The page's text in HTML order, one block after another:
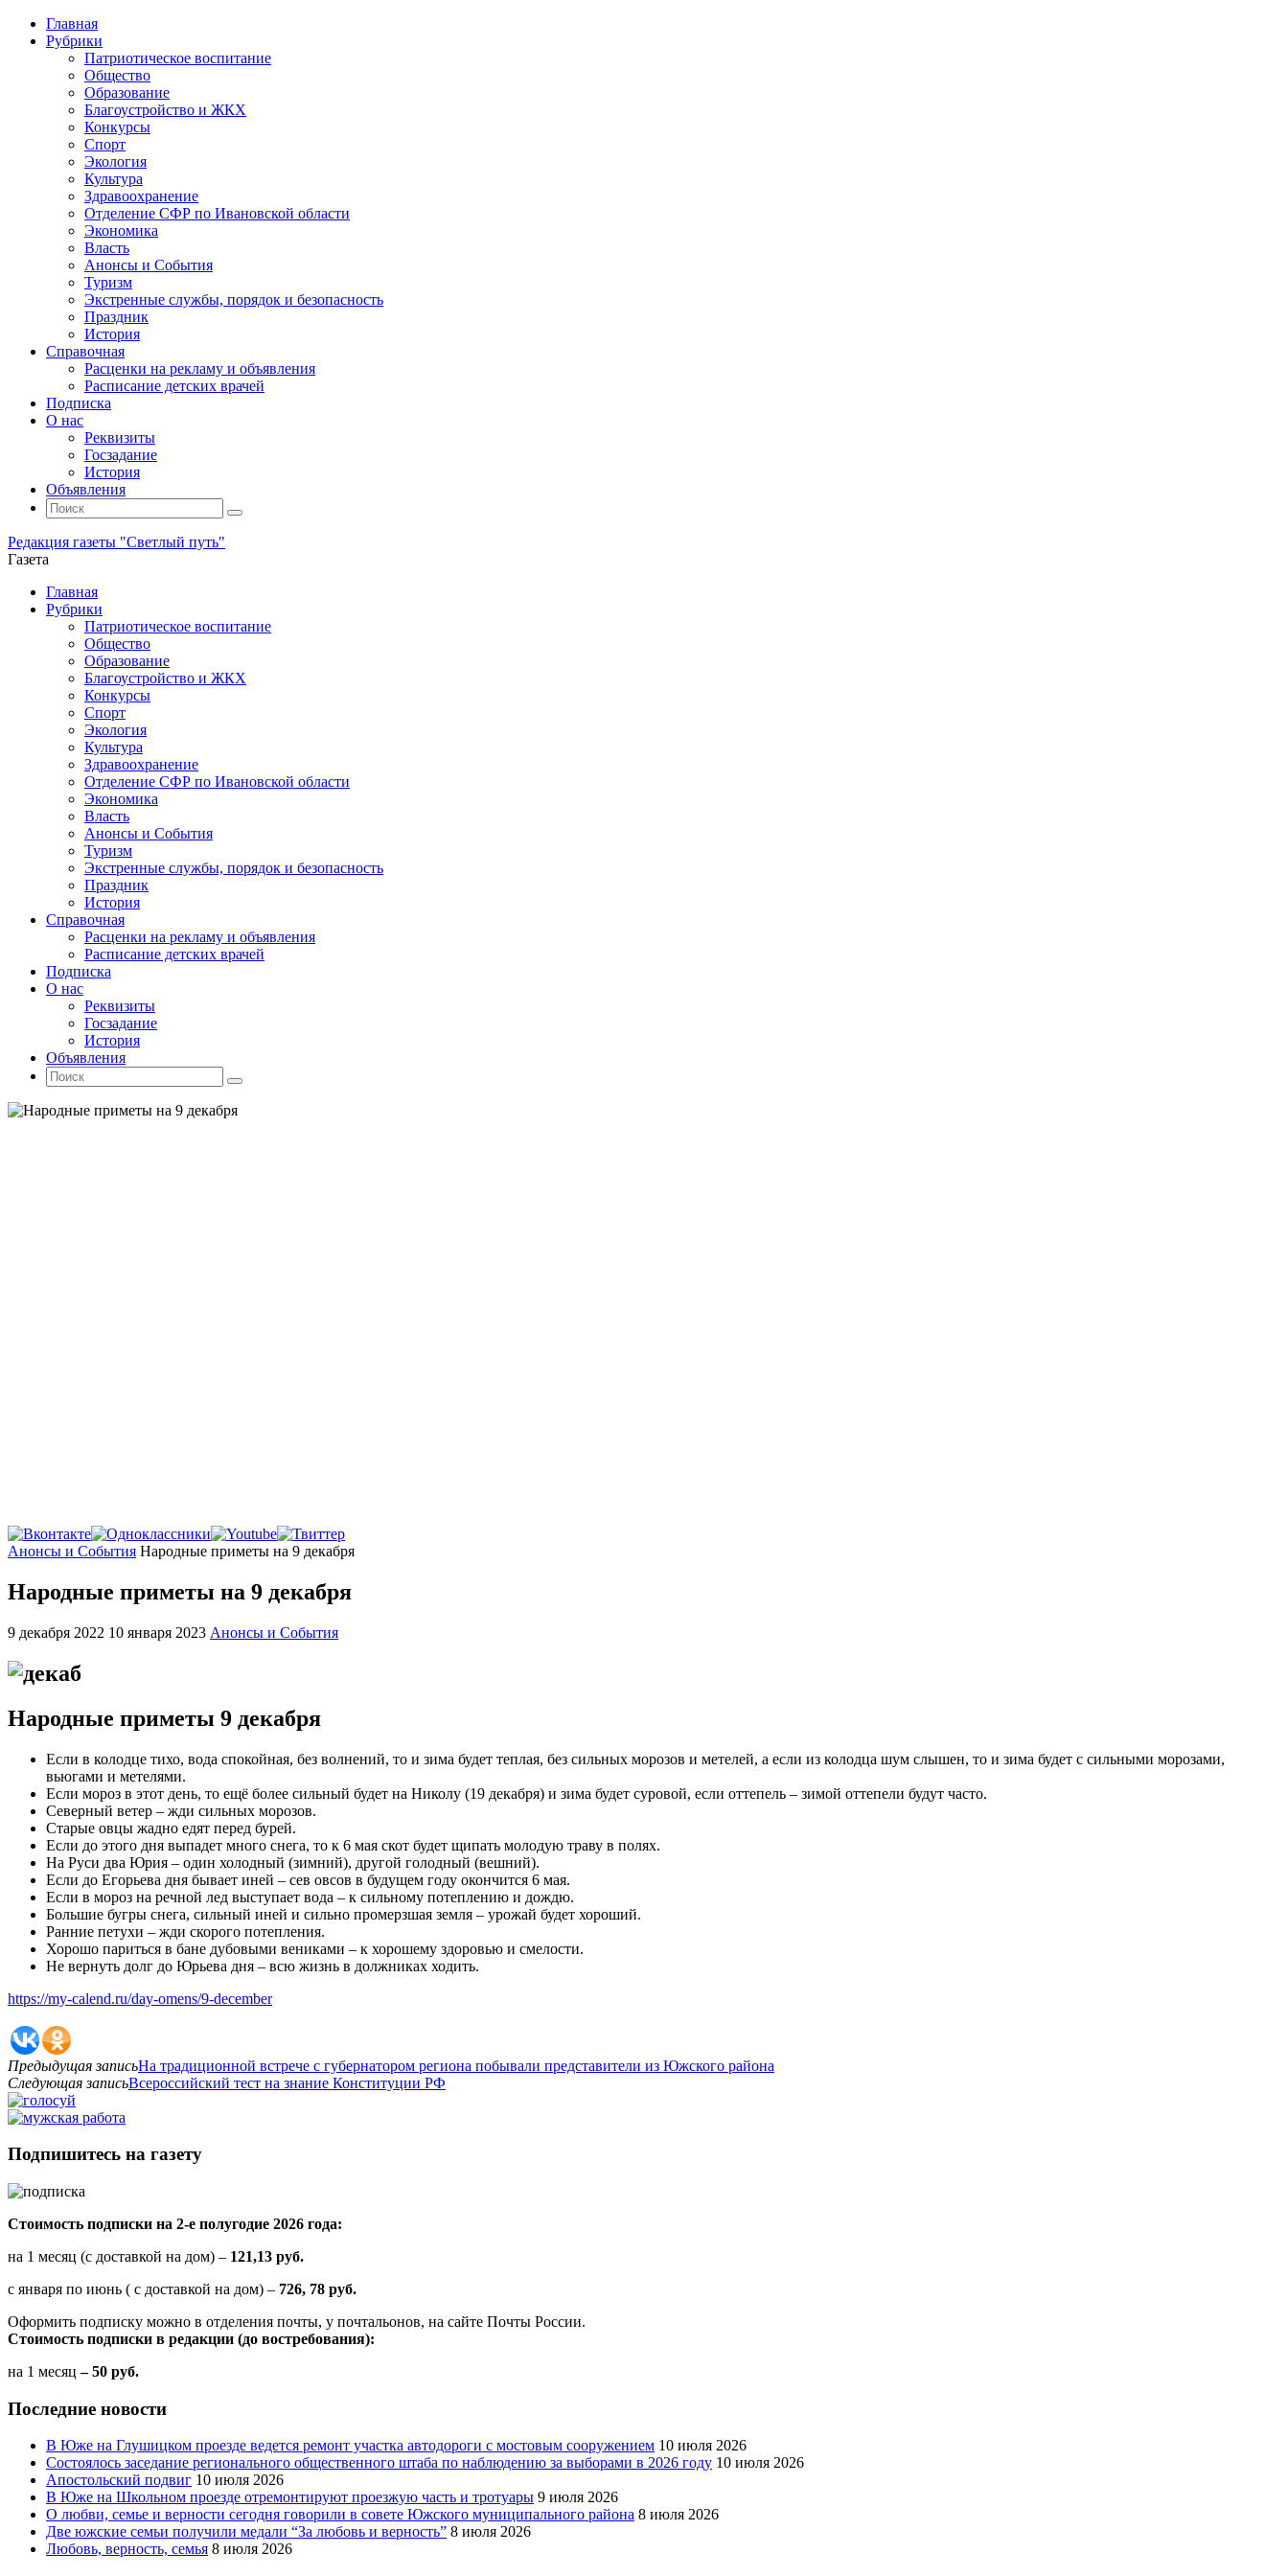
Главная
Рубрики
Патриотическое воспитание
Общество
Образование
Благоустройство и ЖКХ
Конкурсы
Спорт
Экология
Культура
Здравоохранение
Отделение СФР по Ивановской области
Экономика
Власть
Анонсы и События
Туризм
Экстренные службы, порядок и безопасность
Праздник
История
Справочная
Расценки на рекламу и объявления
Расписание детских врачей
Подписка
О нас
Реквизиты
Госзадание
История
Объявления
Поиск
Искать:
Поиск
Редакция газеты "Светлый путь"
Газета
Промотать
содержимому
Главная
Рубрики
Патриотическое воспитание
Общество
Образование
Благоустройство и ЖКХ
Конкурсы
Спорт
Экология
Культура
Здравоохранение
Отделение СФР по Ивановской области
Экономика
Власть
Анонсы и События
Туризм
Экстренные службы, порядок и безопасность
Праздник
История
Справочная
Расценки на рекламу и объявления
Расписание детских врачей
Подписка
О нас
Реквизиты
Госзадание
История
Объявления
Поиск
Искать:
Поиск
Главная
Анонсы и События Народные приметы на 9 декабря
Народные приметы на 9 декабря
9 декабря 2022 10 января 2023 Анонсы и События
Народные приметы 9 декабря
Если в колодце тихо, вода спокойная, без волнений, то и зима будет теплая, без сильных морозов и метелей, а если из колодца шум слышен, то и зима будет с сильными морозами,
вьюгами и метелями.
Если мороз в этот день, то ещё более сильный будет на Николу (19 декабря) и зима будет суровой, если оттепель – зимой оттепели будут часто.
Северный ветер – жди сильных морозов.
Старые овцы жадно едят перед бурей.
Если до этого дня выпадет много снега, то к 6 мая скот будет щипать молодую траву в полях.
На Руси два Юрия – один холодный (зимний), другой голодный (вешний).
Если до Егорьева дня бывает иней – сев овсов в будущем году окончится 6 мая.
Если в мороз на речной лед выступает вода – к сильному потеплению и дождю.
Большие бугры снега, сильный иней и сильно промерзшая земля – урожай будет хороший.
Ранние петухи – жди скорого потепления.
Хорошо париться в бане дубовыми вениками – к хорошему здоровью и смелости.
Не вернуть долг до Юрьева дня – всю жизнь в должниках ходить.
https://my-calend.ru/day-omens/9-december
Предыдущая записьНа традиционной встрече с губернатором региона побывали представители из Южского района
Следующая записьВсероссийский тест на знание Конституции РФ
Подпишитесь на газету
Стоимость подписки на 2-е полугодие 2026 года:
на 1 месяц (с доставкой на дом) – 121,13 руб.
с января по июнь ( с доставкой на дом) – 726, 78 руб.
Оформить подписку можно в отделения почты, у почтальонов, на сайте Почты России.
Стоимость подписки в редакции (до востребования):
на 1 месяц – 50 руб.
Последние новости
В Юже на Глушицком проезде ведется ремонт участка автодороги с мостовым сооружением 10 июля 2026
Состоялось заседание регионального общественного штаба по наблюдению за выборами в 2026 году 10 июля 2026
Апостольский подвиг 10 июля 2026
В Юже на Школьном проезде отремонтируют проезжую часть и тротуары 9 июля 2026
О любви, семье и верности сегодня говорили в совете Южского муниципального района 8 июля 2026
Две южские семьи получили медали “За любовь и верность” 8 июля 2026
Любовь, верность, семья 8 июля 2026